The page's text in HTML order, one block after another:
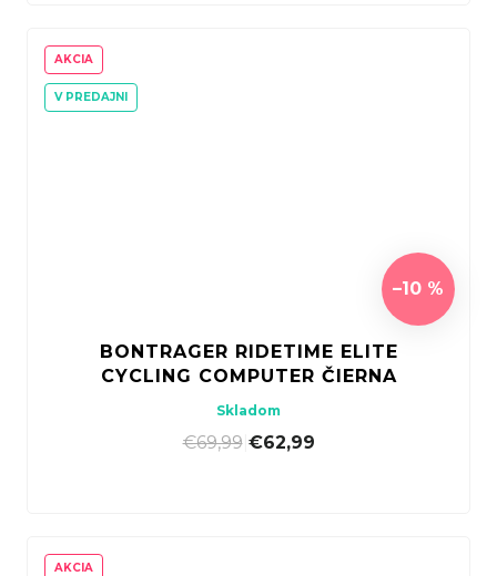
AKCIA
V PREDAJNI
–10 %
BONTRAGER RIDETIME ELITE
CYCLING COMPUTER ČIERNA
Skladom
€69,99| €62,99
AKCIA